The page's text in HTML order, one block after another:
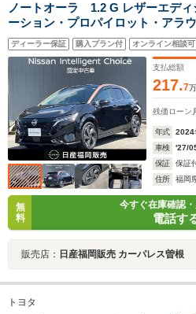
ノートオーラ 1.2 G レザーエデ
ーション・プロパイロット・アラ
ー・エマージェンシーブレーキ・
トヒータ-・LEDヘッドライト・ハ
ETC・ドライブレコーダー
ディーラー保証 購入プラン付 オンライン相談可
支払総額
217.7
残価ローン
年式 2024
車検
'27/
保証
保証
住所
福岡
無
料
今すぐ在庫確認
電話す
販売店： 日産福岡販売 カーパレス曽根
トヨタ